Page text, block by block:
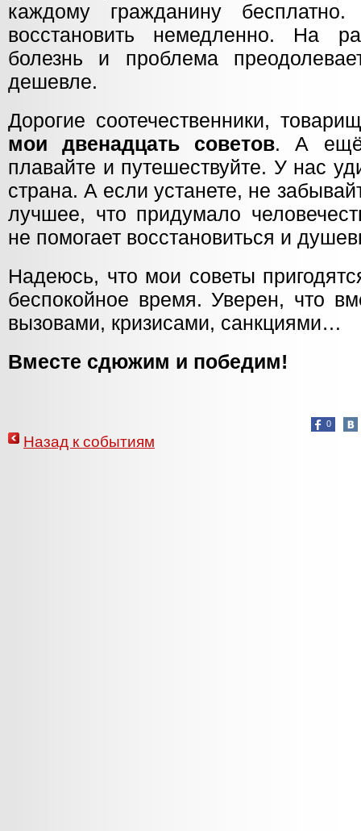
каждому гражданину
восстановить немедленно. На
болезнь и проблема
дешевле.
Дорогие соотечественники,
мои двенадцать советов. А ещё
плавайте и путешествуйте. У нас
страна. А если устанете, не
лучшее, что придумало
не помогает восстановиться и
Надеюсь, что мои советы
беспокойное время. Уверен, что
вызовами, кризисами, санкциями…
Вместе сдюжим и победим!
0
Назад к событиям